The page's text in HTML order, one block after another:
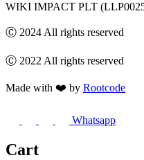
WIKI IMPACT PLT
Ⓒ 2024 All rights
Ⓒ 2022 All rights reserved
Made with ❤️ by Rootcode
Whatsapp
Cart